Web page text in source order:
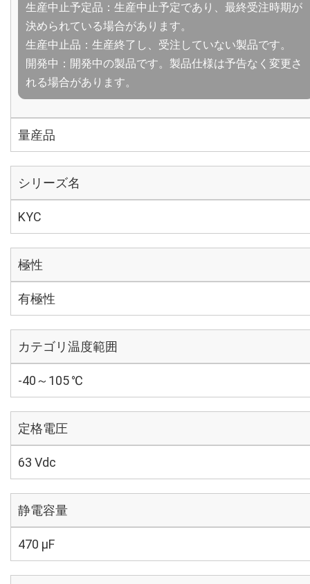
生産中止予定品：生産中止予定であり、最終受注時期が
決められている場合があります。
生産中止品：生産終了し、受注していない製品です。
開発中：開発中の製品です。製品仕様は予告なく変更さ
れる場合があります。
量産品
シリーズ名
KYC
極性
有極性
カテゴリ温度範囲
-40～105 ℃
定格電圧
63 Vdc
静電容量
470 µF